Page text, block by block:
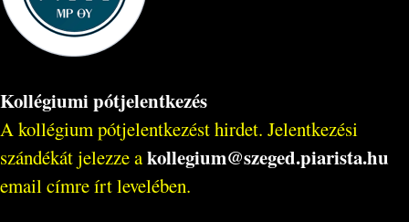
Kollégiumi pótjelentkezés
A kollégium pótjelentkezést hirdet. Jelentkezési
szándékát jelezze akollegium@szeged.piarista.hu
email címre írt levelében.